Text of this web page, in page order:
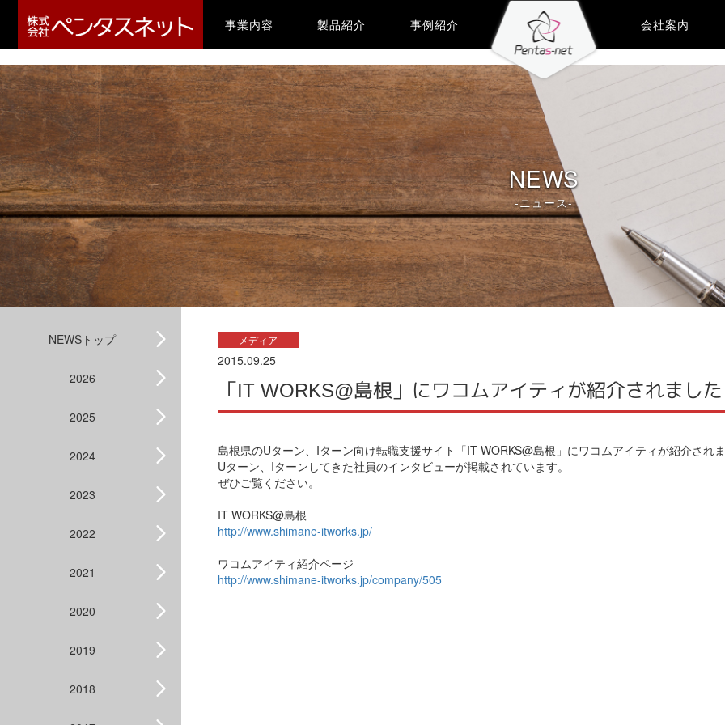
事業内容 (current)製品紹介 事例紹介 会社案内
NEWS
-ニュース-
メディア
2015.09.25
「IT WORKS@島根」にワコムアイティが紹介されました
島根県のUターン、Iターン向け転職支援サイト「IT WORKS@島根」にワコムアイティが紹介され
Uターン、Iターンしてきた社員のインタビューが掲載されています。
ぜひご覧ください。
IT WORKS@島根
http://www.shimane-itworks.jp/
ワコムアイティ紹介ページ
http://www.shimane-itworks.jp/company/505
NEWSトップ
2026
2025
2024
2023
2022
2021
2020
2019
2018